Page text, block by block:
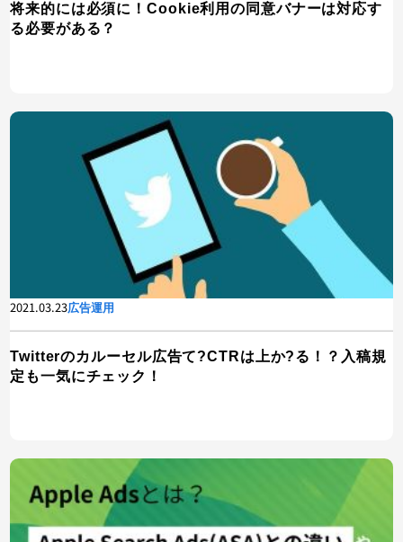
将来的には必須に！Cookie利用の同意バナーは対応す
る必要がある？
2021.03.23広告運用
Twitterのカルーセル広告て?CTRは上か?る！？入稿規
定も一気にチェック！